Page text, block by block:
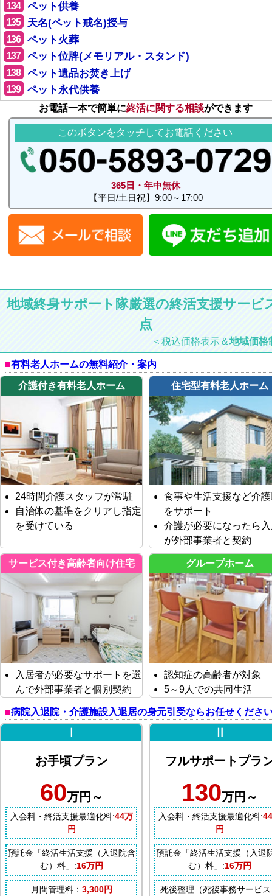
134 ペット供養
135 天名(ペット戒名)授与
136 ペット火葬
137 ペット位牌(メモリアル・スタンド)
138 ペット遺品お焚き上げ
139 ペット永代供養
お電話一本で簡単に終活に関する相談ができます
このボタンをタッチしてお電話ください
365日・年中無休
【平日/土日祝】9:00～17:00
地域終身サポート隊厳選の終活支援サービ
点
＜税込価格表示＆地域価格
有料老人ホームの無料紹介・案内
介護付き有料老人ホーム
24時間介護スタッフが常駐
自治体の基準をクリアし指定
を受けている
住宅型有料老人ホーム
食事や生活支援など介
をサポート
介護が必要になったら
が外部事業者と契約
サービス付き高齢者向け住宅
入居者が必要なサポートを選
んで外部事業者と個別契約
グループホーム
認知症の高齢者が対象
5～9人での共同生活
病院入退院・介護施設入退居の身元引受ならお任せくださ
お手頃プラン
60万円～
入会料・終活支援最適化料:44万
円
預託金「終活生活支援（入退院含
む）料」:16万円
月間管理料： 3,300円
フルサポートプラ
130万円～
入会料・終活支援最適化料:
円
預託金「終活生活支援（入退
む）料」:16万円
死後整理（死後事務サービ